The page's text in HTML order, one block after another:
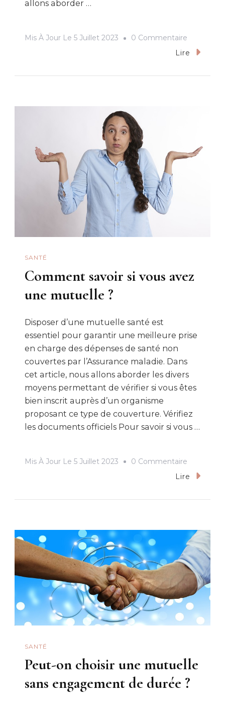
allons aborder …
Mis À Jour Le 5 Juillet 2023 0 Commentaire
Quand
?
Lire
SANTÉ
Comment savoir si vous avez
une mutuelle ?
Disposer d’une mutuelle santé est
essentiel pour garantir une meilleure prise
en charge des dépenses de santé non
couvertes par l’Assurance maladie. Dans
cet article, nous allons aborder les divers
moyens permettant de vérifier si vous êtes
bien inscrit auprès d’un organisme
proposant ce type de couverture. Vérifiez
les documents officiels Pour savoir si vous …
Mis À Jour Le 5 Juillet 2023 0 Commentaire
Comment
Avez
Une
Mutuelle
Lire
SANTÉ
Peut-on choisir une mutuelle
sans engagement de durée ?